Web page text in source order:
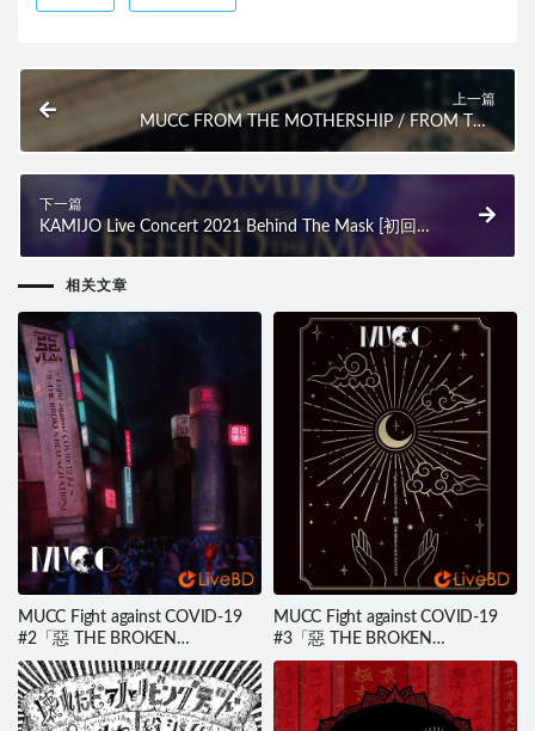
上一篇
MUCC FROM THE MOTHERSHIP / FROM THE
UNDERGROUND [会員限定生産盤] (5BD) (2021) BD
下一篇
KAMIJO Live Concert 2021 Behind The Mask [初回限
定盤] (2021) BD蓝光原盘 23.2G
相关文章
MUCC Fight against COVID-19
#2「惡 THE BROKEN
RESUSCITATION」(2020) BD蓝
光原盘 37.2G
MUCC Fight against COVID-19
#3「惡 THE BROKEN
RESUSCITATION」(3BD) (2020)
BD蓝光原盘 109.8G